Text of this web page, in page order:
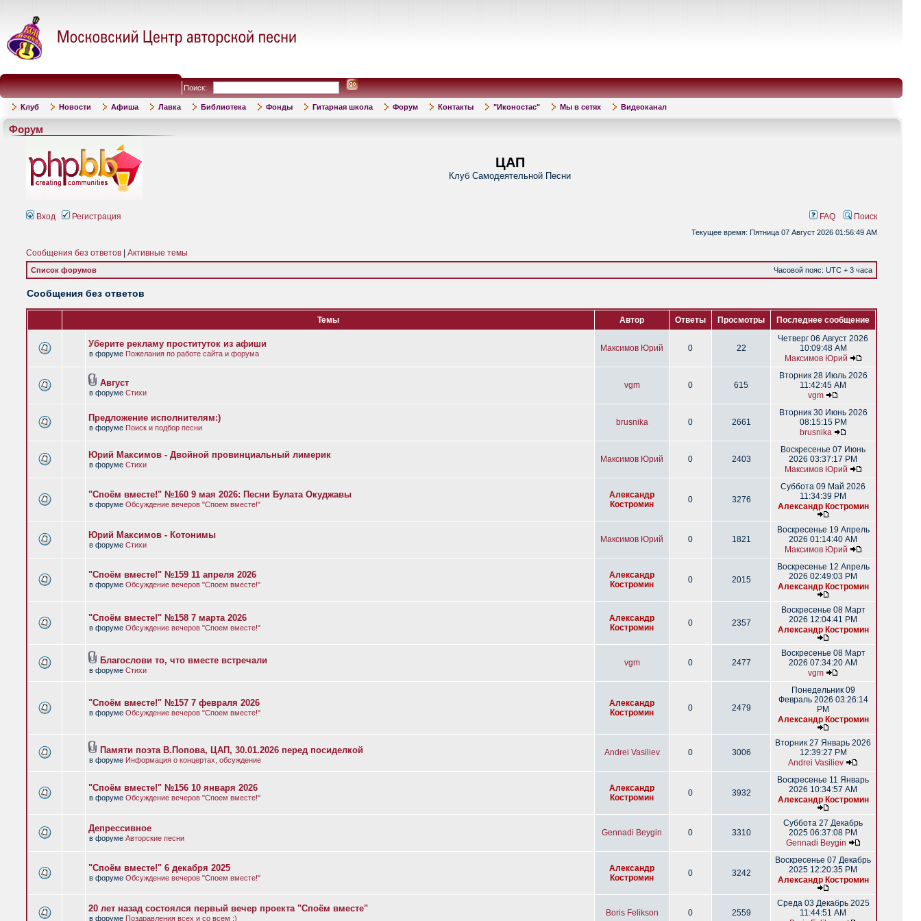
Поиск:
Клуб Новости Афиша Лавка Библиотека Фонды Гитарная школа Форум Контакты "Иконостас" Мы в сетях Видеоканал
Форум
ЦАП
Клуб Самодеятельной Песни
Вход Регистрация FAQ Поиск
Текущее время: Пятница 07 Август 2026 01:56:49 AM
Сообщения без ответов Активные темы
Список форумов Часовой пояс: UTC + 3 часа
Сообщения без ответов
Темы Автор Ответы Просмотры Последнее сообщение
Уберите рекламу проституток из афиши
в форуме Пожелания по работе сайта и форума
Максимов Юрий 0 22
Четверг 06 Август 2026
10:09:48 AM
Максимов Юрий
Август
в форуме Стихи
vgm 0 615
Вторник 28 Июль 2026
11:42:45 AM
vgm
Предложение исполнителям:)
в форуме Поиск и подбор песни
brusnika 0 2661
Вторник 30 Июнь 2026
08:15:15 PM
brusnika
Юрий Максимов - Двойной провинциальный лимерик
в форуме Стихи
Максимов Юрий 0 2403
Воскресенье 07 Июнь
2026 03:37:17 PM
Максимов Юрий
"Споём вместе!" №160 9 мая 2026: Песни Булата Окуджавы
в форуме Обсуждение вечеров "Споем вместе!"
Александр
Костромин
0 3276
Суббота 09 Май 2026
11:34:39 PM
Александр Костромин
Юрий Максимов - Котонимы
в форуме Стихи
Максимов Юрий 0 1821
Воскресенье 19 Апрель
2026 01:14:40 AM
Максимов Юрий
"Споём вместе!" №159 11 апреля 2026
в форуме Обсуждение вечеров "Споем вместе!"
Александр
Костромин
0 2015
Воскресенье 12 Апрель
2026 02:49:03 PM
Александр Костромин
"Споём вместе!" №158 7 марта 2026
в форуме Обсуждение вечеров "Споем вместе!"
Александр
Костромин
0 2357
Воскресенье 08 Март
2026 12:04:41 PM
Александр Костромин
Благослови то, что вместе встречали
в форуме Стихи
vgm 0 2477
Воскресенье 08 Март
2026 07:34:20 AM
vgm
"Споём вместе!" №157 7 февраля 2026
в форуме Обсуждение вечеров "Споем вместе!"
Александр
Костромин
0 2479
Понедельник 09
Февраль 2026 03:26:14
PM
Александр Костромин
Памяти поэта В.Попова, ЦАП, 30.01.2026 перед посиделкой
в форуме Информация о концертах, обсуждение
Andrei Vasiliev 0 3006
Вторник 27 Январь 2026
12:39:27 PM
Andrei Vasiliev
"Споём вместе!" №156 10 января 2026
в форуме Обсуждение вечеров "Споем вместе!"
Александр
Костромин
0 3932
Воскресенье 11 Январь
2026 10:34:57 AM
Александр Костромин
Депрессивное
в форуме Авторские песни
Gennadi Beygin 0 3310
Суббота 27 Декабрь
2025 06:37:08 PM
Gennadi Beygin
"Споём вместе!" 6 декабря 2025
в форуме Обсуждение вечеров "Споем вместе!"
Александр
Костромин
0 3242
Воскресенье 07 Декабрь
2025 12:20:35 PM
Александр Костромин
20 лет назад состоялся первый вечер проекта "Споём вместе"
в форуме Поздравления всех и со всем :)
Boris Felikson 0 2559
Среда 03 Декабрь 2025
11:44:51 AM